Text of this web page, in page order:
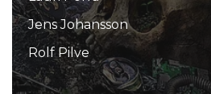
Jens Johansson
Rolf Pilve